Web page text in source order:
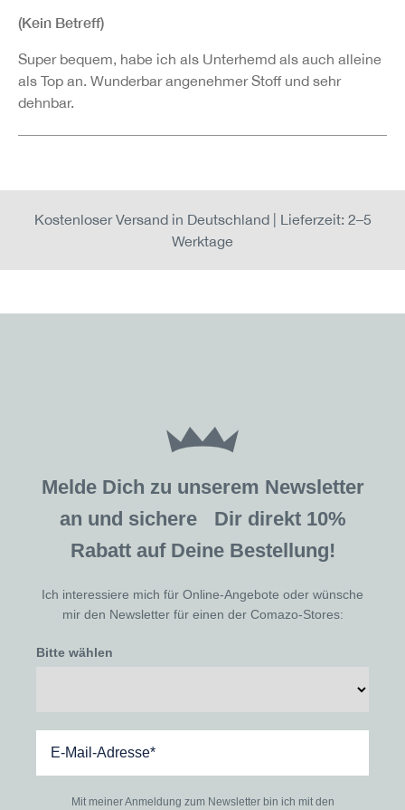
(Kein Betreff)
Super bequem, habe ich als Unterhemd als auch alleine
als Top an. Wunderbar angenehmer Stoff und sehr
dehnbar.
Kostenloser Versand in Deutschland | Lieferzeit: 2–5
Werktage
Melde Dich zu unserem Newsletter
an und sichere Dir direkt 10%
Rabatt auf Deine Bestellung!
Ich interessiere mich für Online-Angebote oder wünsche
mir den Newsletter für einen der Comazo-Stores:
Bitte wählen
Mit meiner Anmeldung zum Newsletter bin ich mit den